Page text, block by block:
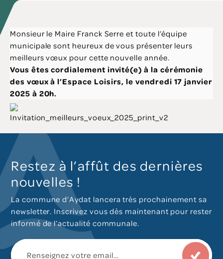
Monsieur le Maire Franck Serre et toute l’équipe
municipale sont heureux de vous présenter leurs
meilleurs vœux pour cette nouvelle année.
Vous êtes cordialement invité(e) à la cérémonie
des vœux à l’Espace Loisirs, le vendredi 17 janvier
2025 à 20h.
Restez à l’affût des dernières
nouvelles !
La commune d’Aydat lancera très prochainement sa
newsletter. Inscrivez vous dès maintenant pour rester
informé de l’actualité communale.